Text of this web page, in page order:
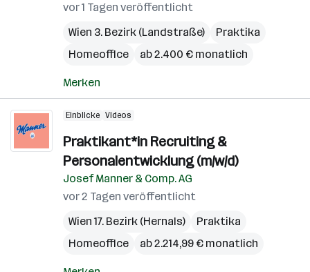
vor 1 Tagen veröffentlicht
Wien 3. Bezirk (Landstraße)
Praktika
Homeoffice
ab 2.400 € monatlich
Merken
Einblicke Videos
Praktikant*in Recruiting &
Personalentwicklung (m/w/d)
Josef Manner & Comp. AG
vor 2 Tagen veröffentlicht
Wien 17. Bezirk (Hernals)
Praktika
Homeoffice
ab 2.214,99 € monatlich